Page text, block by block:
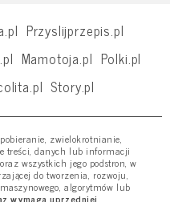
Przyslijprzepis.pl
Mamotoja.pl Polki.pl
Story.pl
zwielokrotnianie,
treści, danych lub informacji
wszystkich jego podstron, w
do tworzenia, rozwoju,
algorytmów lub